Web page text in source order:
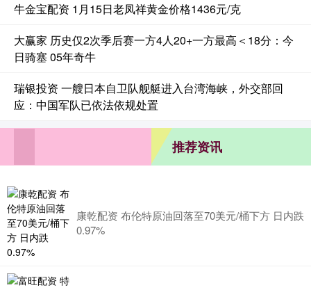
牛金宝配资 1月15日老凤祥黄金价格1436元/克
大赢家 历史仅2次季后赛一方4人20+一方最高＜18分：今
日骑塞 05年奇牛
瑞银投资 一艘日本自卫队舰艇进入台湾海峡，外交部回
应：中国军队已依法依规处置
推荐资讯
康乾配资 布伦特原油回落至70美元/桶下方 日内跌
0.97%